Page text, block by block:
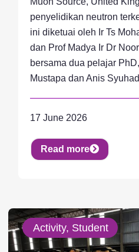
penyelidikan neutron
ini diketuai oleh Ir Ts
dan Prof Madya Ir Dr
bersama dua pelajar
Mustapa dan Anis
17 June 2026
Read more
Activity, Student